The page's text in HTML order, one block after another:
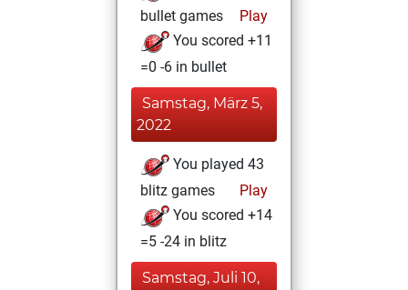
bullet games
Play
You scored +11
=0 -6 in bullet
Samstag, März 5,
2022
You played 43
blitz games
Play
You scored +14
=5 -24 in blitz
Samstag, Juli 10,